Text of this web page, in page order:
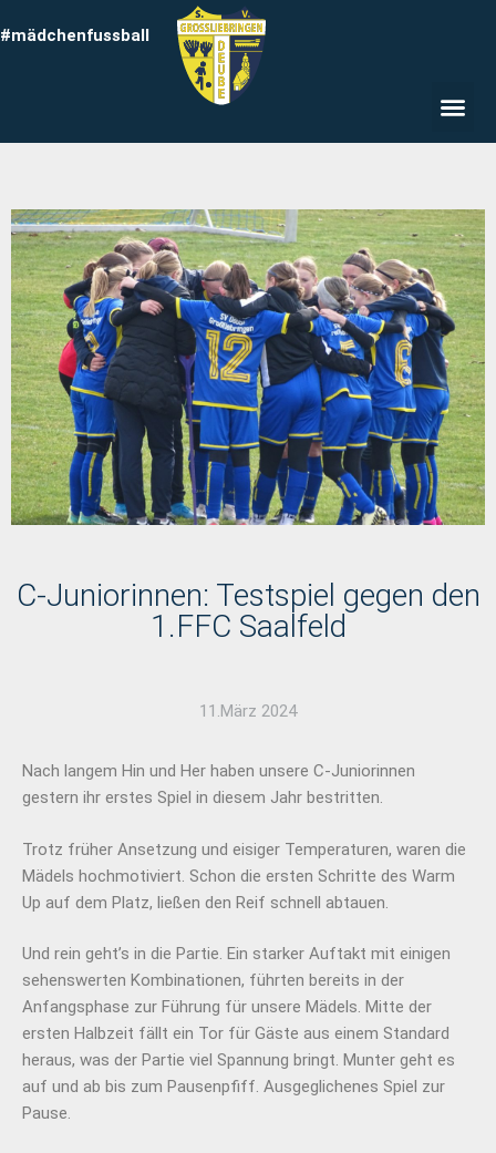
#mädchenfussball
C-Juniorinnen: Testspiel gegen den
1.FFC Saalfeld
11.März 2024
Nach langem Hin und Her haben unsere C-Juniorinnen
gestern ihr erstes Spiel in diesem Jahr bestritten.
Trotz früher Ansetzung und eisiger Temperaturen, waren die
Mädels hochmotiviert. Schon die ersten Schritte des Warm
Up auf dem Platz, ließen den Reif schnell abtauen.
Und rein geht’s in die Partie. Ein starker Auftakt mit einigen
sehenswerten Kombinationen, führten bereits in der
Anfangsphase zur Führung für unsere Mädels. Mitte der
ersten Halbzeit fällt ein Tor für Gäste aus einem Standard
heraus, was der Partie viel Spannung bringt. Munter geht es
auf und ab bis zum Pausenpfiff. Ausgeglichenes Spiel zur
Pause.